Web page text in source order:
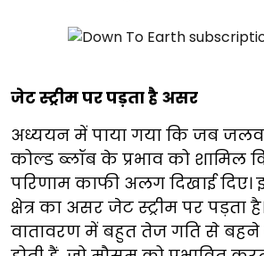
जेट स्ट्रीम पर पड़ता है असर
अध्ययन में पाया गया कि जब
कोल्ड ब्लॉब के प्रभाव को शामिल
परिणाम काफी अलग दिखाई दिए।
क्षेत्र का असर जेट स्ट्रीम पर पड़ता
वातावरण में बहुत तेज गति से बहने